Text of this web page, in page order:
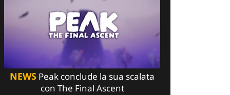
NEWS Peak conclude la sua scalata
con The Final Ascent